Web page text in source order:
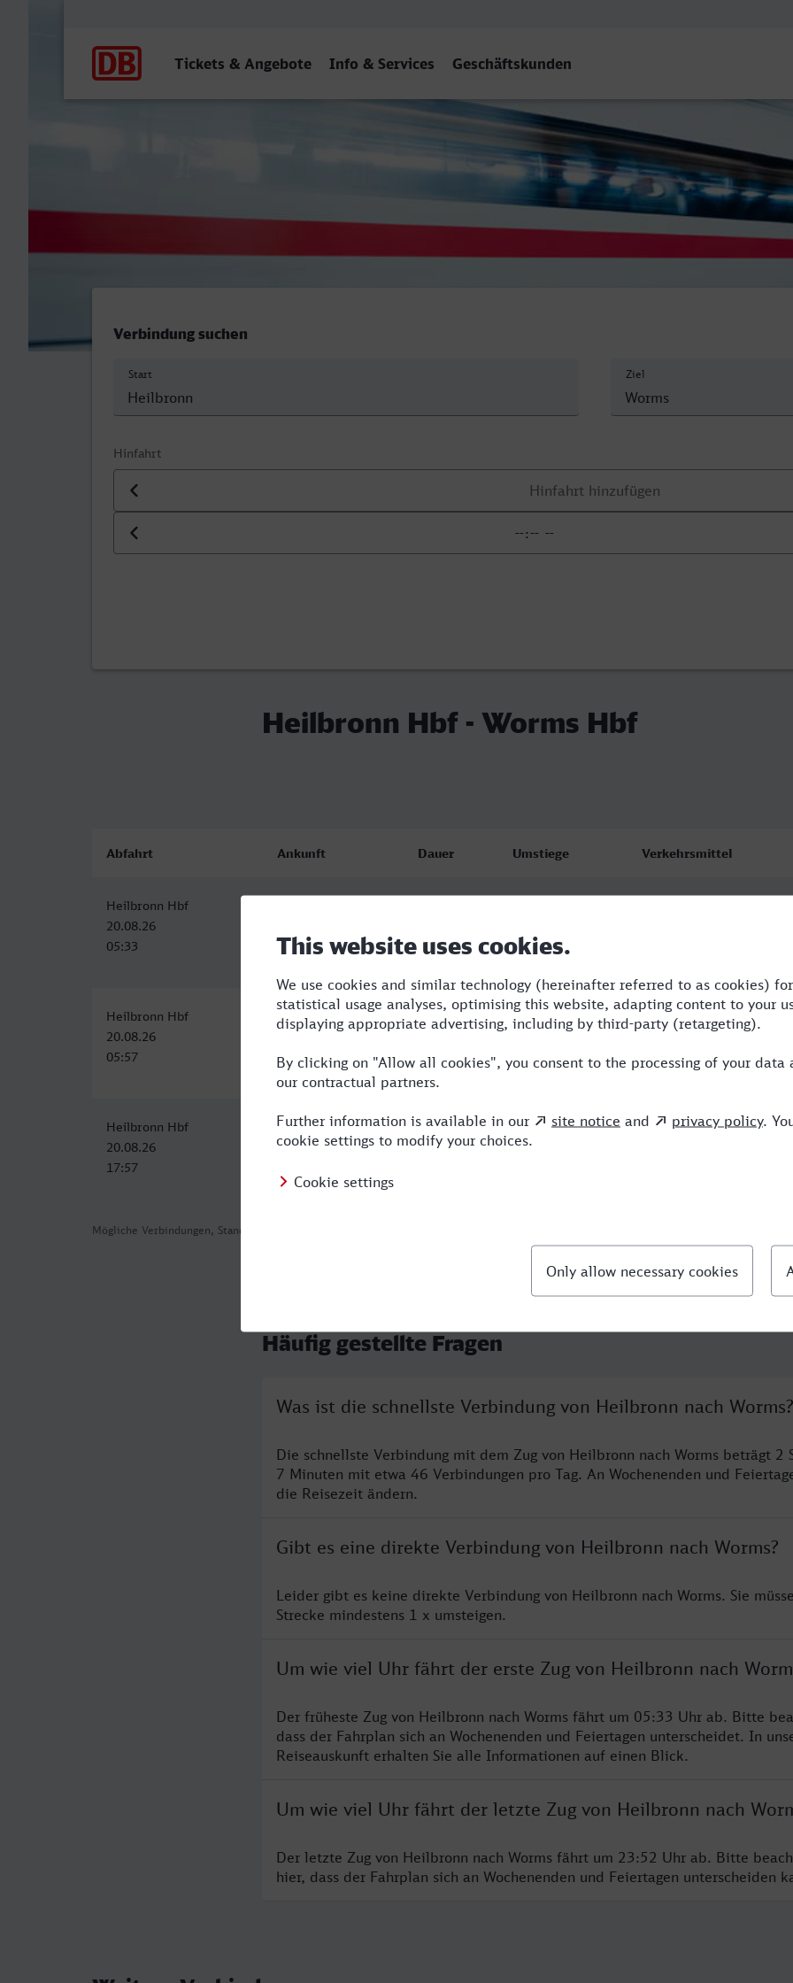
Tickets & Angebote Info & Services Geschäftskunden
Heilbronn Hbf - Worms Hbf
Verbindung suchen
Start Ziel
Hinfahrt
Datum der Hinfahrt
Uhrzeit der Hinfahrt
Heilbronn Hbf - Worms Hbf
Mögliche Verbindungen, Stand: 2026-08-06 02:01
Abfahrt Ankunft Dauer Umstiege Verkehrsmittel
Heilbronn Hbf
20.08.26
05:33
07:40
Heilbronn Hbf
20.08.26
05:57
Worms Hbf
20.08.26
08:04
2:07 3 RE,ICE
Heilbronn Hbf
20.08.26
17:57
Worms Hbf
20.08.26
2:18 3 RB,RE,ICE
Häufig gestellte Fragen
Was ist die schnellste Verbindung von Heilbronn nach Worms?
Die schnellste Verbindung mit dem Zug von Heilbronn nach Worms beträgt 2
7 Minuten mit etwa 46 Verbindungen pro Tag. An Wochenenden und
die Reisezeit ändern.
Gibt es eine direkte Verbindung von Heilbronn nach Worms?
Leider gibt es keine direkte Verbindung von Heilbronn nach Worms. Sie
Strecke mindestens 1 x umsteigen.
Um wie viel Uhr fährt der erste Zug von Heilbronn nach
Der früheste Zug von Heilbronn nach Worms fährt um 05:33 Uhr ab. Bitte
dass der Fahrplan sich an Wochenenden und Feiertagen unterscheidet. In
Reiseauskunft erhalten Sie alle Informationen auf einen Blick.
Um wie viel Uhr fährt der letzte Zug von Heilbronn nach
Der letzte Zug von Heilbronn nach Worms fährt um 23:52 Uhr ab. Bitte
hier, dass der Fahrplan sich an Wochenenden und Feiertagen unterscheiden